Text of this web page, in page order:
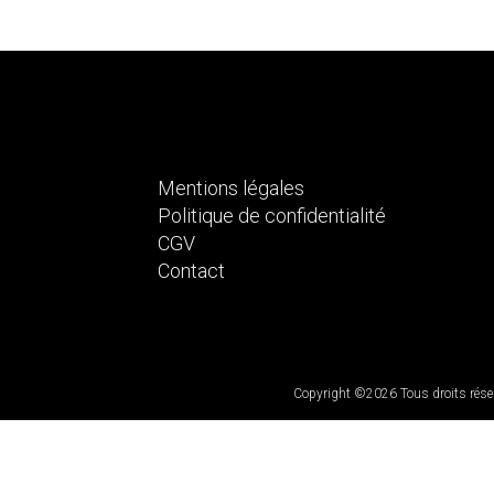
Mentions légales
Politique de confidentialité
CGV
Contact
Copyright ©2026 Tous droits